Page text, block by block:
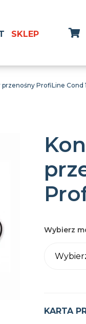
SKLEP
ProfiLine Cond
Wybierz
KARTA